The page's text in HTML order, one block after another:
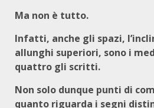
Ma non è tutto.
Infatti, anche gli spazi,
allunghi superiori, sono i
quattro gli scritti.
Non solo dunque punti di
quanto riguarda i segni